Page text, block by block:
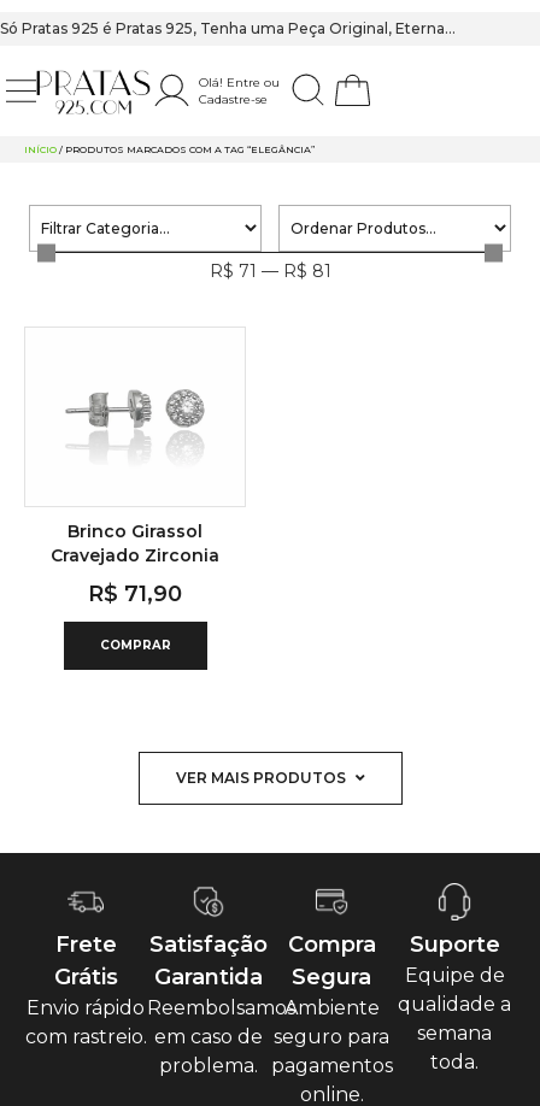
Só Pratas 925 é Pratas 925, Tenha uma Peça Original, Eterna…
Olá! Entre ou
Cadastre-se
INÍCIO / PRODUTOS MARCADOS COM A TAG “ELEGÂNCIA”
R$ 71 — R$ 81
Brinco Girassol
Cravejado Zirconia
R$ 71,90
COMPRAR
VER MAIS PRODUTOS
Frete
Grátis
Envio rápido
com rastreio.
Satisfação
Garantida
Reembolsamos
em caso de
problema.
Compra
Segura
Ambiente
seguro para
pagamentos
online.
Suporte
Equipe de
qualidade a
semana
toda.